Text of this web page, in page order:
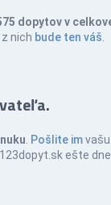
dopytov v
z nich bude ten váš
Pošlite imvašu
ešte